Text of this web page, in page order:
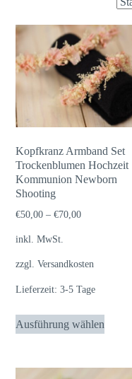
Kopfkranz Armband Set
Trockenblumen Hochzeit
Kommunion Newborn
Shooting
€50,00 –€70,00
inkl. MwSt.
zzgl.Versandkosten
Lieferzeit:3-5 Tage
Ausführung wählen
Dieses